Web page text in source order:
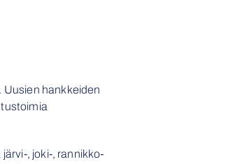
hankkeiden
, joki-, rannikko-